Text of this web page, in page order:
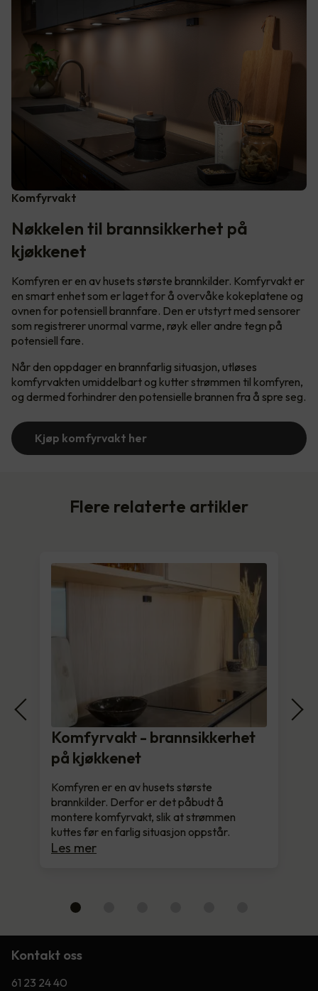
Komfyrvakt
Nøkkelen til brannsikkerhet på
kjøkkenet
Komfyren er en av husets største brannkilder. Komfyrvakt er
en smart enhet som er laget for å overvåke kokeplatene og
ovnen for potensiell brannfare. Den er utstyrt med sensorer
som registrerer unormal varme, røyk eller andre tegn på
potensiell fare.
Når den oppdager en brannfarlig situasjon, utløses
komfyrvakten umiddelbart og kutter strømmen til komfyren,
og dermed forhindrer den potensielle brannen fra å spre seg.
Kjøp komfyrvakt her
Flere relaterte artikler
Komfyrvakt - brannsikkerhet
på kjøkkenet
Komfyren er en av husets største
brannkilder. Derfor er det påbudt å
montere komfyrvakt, slik at strømmen
kuttes før en farlig situasjon oppstår.
Les mer
Kontakt oss
61 23 24 40